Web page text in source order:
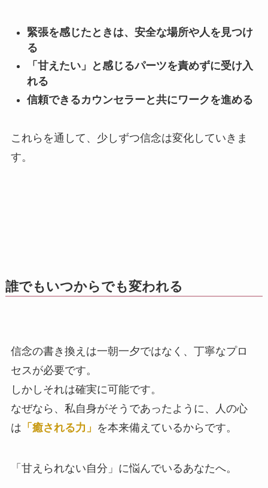
緊張を感じたときは、安全な場所や人を見つけ
る
「甘えたい」と感じるパーツを責めずに受け入
れる
信頼できるカウンセラーと共にワークを進める
これらを通して、少しずつ信念は変化していきま
す。
誰でもいつからでも変われる
信念の書き換えは一朝一夕ではなく、丁寧なプロ
セスが必要です。
しかしそれは確実に可能です。
なぜなら、私自身がそうであったように、人の心
は 「癒される力」 を本来備えているからです。
「甘えられない自分」に悩んでいるあなたへ。